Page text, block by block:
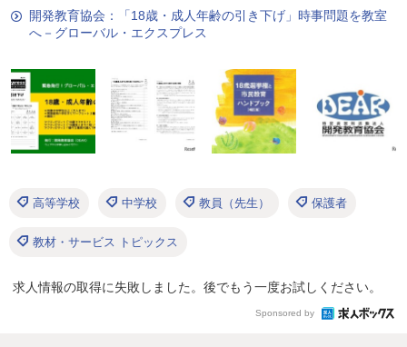
開発教育協会：「18歳・成人年齢の引き下げ」時事問題を教室
へ－グローバル・エクスプレス
高等学校 中学校 教員（先生） 保護者
教材・サービス トピックス
求人情報の取得に失敗しました。後でもう一度お試しください。
Sponsored by